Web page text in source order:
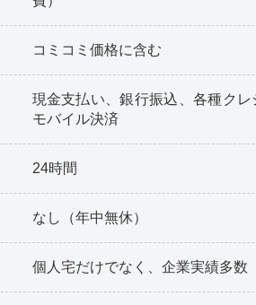
コミコミ価格に含む
現金支払い、銀行振込、各種クレ
モバイル決済
24時間
なし（年中無休）
個人宅だけでなく、企業実績多数